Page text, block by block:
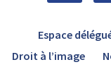
Espace
Droit à l’image